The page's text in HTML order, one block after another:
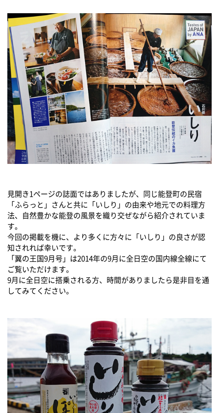
見開き1ページの誌面ではありましたが、同じ能登町の民宿
「ふらっと」さんと共に「いしり」の由来や地元での料理方
法、自然豊かな能登の風景を織り交ぜながら紹介されていま
す。
今回の掲載を機に、より多くに方々に「いしり」の良さが認
知されれば幸いです。
「翼の王国9月号」は2014年の9月に全日空の国内線全線にて
ご覧いただけます。
9月に全日空に搭乗される方、時間がありましたら是非目を通
してみてください。